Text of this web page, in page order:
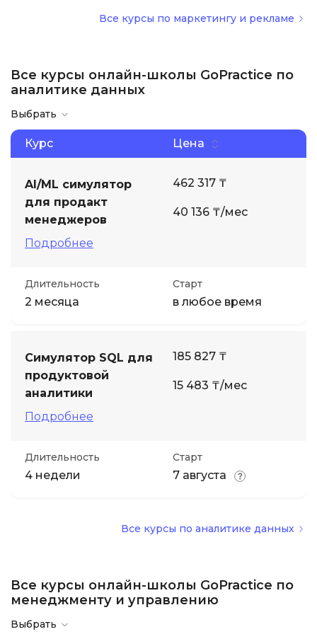
Все курсы по маркетингу и рекламе
Все курсы онлайн-школы GoPractice по
аналитике данных
Выбрать
Курс Цена
AI/ML симулятор
для продакт
менеджеров
Подробнее
462 317 ₸
40 136 ₸/мес
Длительность
2 месяца
Старт
в любое время
Симулятор SQL для
продуктовой
аналитики
Подробнее
185 827 ₸
15 483 ₸/мес
Длительность
4 недели
Старт
7 августа
Все курсы по аналитике данных
Все курсы онлайн-школы GoPractice по
менеджменту и управлению
Выбрать